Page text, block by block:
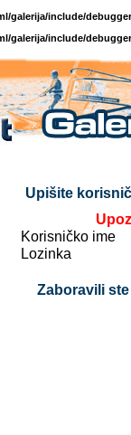
galerija/include/
galerija/include/
Upišite
Korisničko ime
Lozinka
Zaboravili